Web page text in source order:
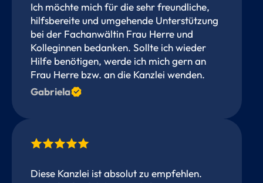
Ich möchte mich für die sehr freundliche,
hilfsbereite und umgehende Unterstützung
bei der Fachanwältin Frau Herre und
Kolleginnen bedanken. Sollte ich wieder
Hilfe benötigen, werde ich mich gern an
Frau Herre bzw. an die Kanzlei wenden.
Gabriela
Diese Kanzlei ist absolut zu empfehlen.